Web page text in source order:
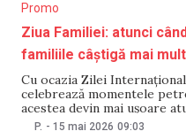
Promo
Ziua Familiei: atunci
familiile câștigă mai
Cu ocazia Zilei
celebrează momentele
acestea devin mai ușoare
reduse. Timpul petrecut în
P. - 15 mai 2026 09:03